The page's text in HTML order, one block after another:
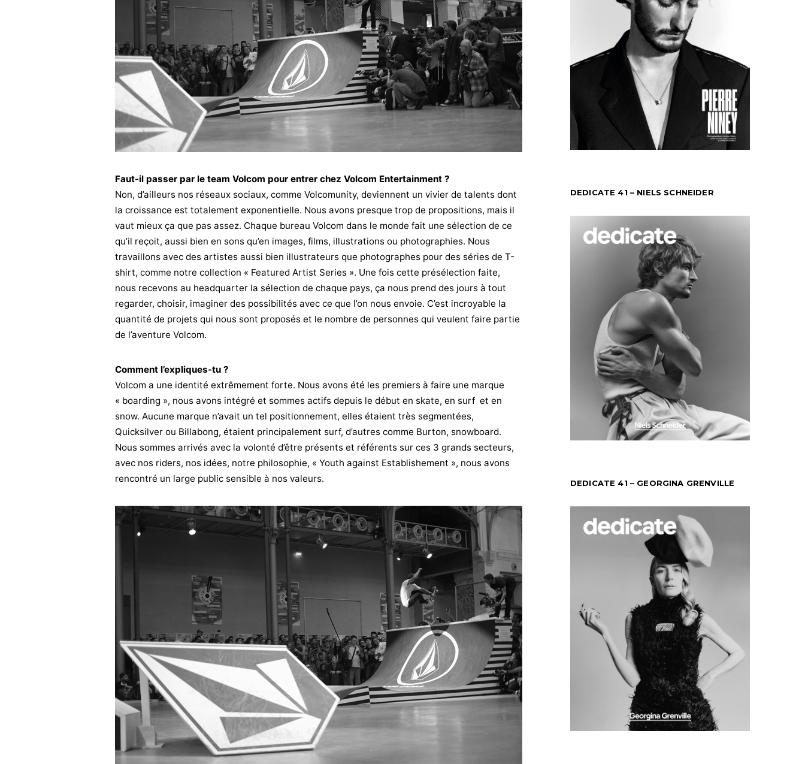
Faut-il passer par le team Volcom pour entrer chez Volcom Entertainment ?
Non, d’ailleurs nos réseaux sociaux, comme Volcomunity, deviennent un vivier de talents dont
la croissance est totalement exponentielle. Nous avons presque trop de propositions, mais il
vaut mieux ça que pas assez. Chaque bureau Volcom dans le monde fait une sélection de ce
qu’il reçoit, aussi bien en sons qu’en images, films, illustrations ou photographies. Nous
travaillons avec des artistes aussi bien illustrateurs que photographes pour des séries de T-
shirt, comme notre collection « Featured Artist Series ». Une fois cette présélection faite,
nous recevons au headquarter la sélection de chaque pays, ça nous prend des jours à tout
regarder, choisir, imaginer des possibilités avec ce que l’on nous envoie. C’est incroyable la
quantité de projets qui nous sont proposés et le nombre de personnes qui veulent faire partie
de l’aventure Volcom.
Comment l’expliques-tu ?
Volcom a une identité extrêmement forte. Nous avons été les premiers à faire une marque
« boarding », nous avons intégré et sommes actifs depuis le début en skate, en surf et en
snow. Aucune marque n’avait un tel positionnement, elles étaient très segmentées,
Quicksilver ou Billabong, étaient principalement surf, d’autres comme Burton, snowboard.
Nous sommes arrivés avec la volonté d’être présents et référents sur ces 3 grands secteurs,
avec nos riders, nos idées, notre philosophie, « Youth against Establishement », nous avons
rencontré un large public sensible à nos valeurs.
DEDICATE 41 – NIELS SCHNEIDER
DEDICATE 41 – GEORGINA GRENVILLE